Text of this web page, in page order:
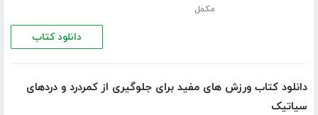
مکمل
دانلود کتاب
دانلود کتاب ورزش های مفید برای جلوگیری از کمردرد و دردهای
سیاتیک